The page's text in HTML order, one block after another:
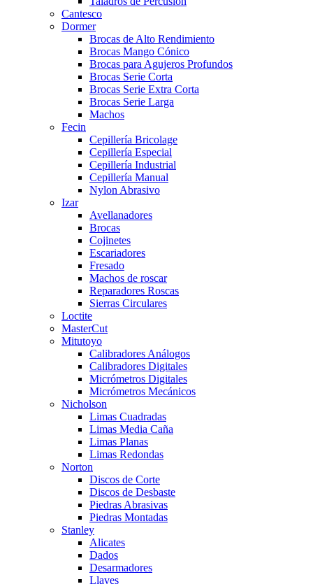
Cantesco
Dormer
Brocas de Alto Rendimiento
Brocas Mango Cónico
Brocas para Agujeros Profundos
Brocas Serie Corta
Brocas Serie Extra Corta
Brocas Serie Larga
Machos
Fecin
Cepillería Bricolage
Cepillería Especial
Cepillería Industrial
Cepillería Manual
Nylon Abrasivo
Izar
Avellanadores
Brocas
Cojinetes
Escariadores
Fresado
Machos de roscar
Reparadores Roscas
Sierras Circulares
Loctite
MasterCut
Mitutoyo
Calibradores Análogos
Calibradores Digitales
Micrómetros Digitales
Micrómetros Mecánicos
Nicholson
Limas Cuadradas
Limas Media Caña
Limas Planas
Limas Redondas
Norton
Discos de Corte
Discos de Desbaste
Piedras Abrasivas
Piedras Montadas
Stanley
Alicates
Dados
Desarmadores
Llaves